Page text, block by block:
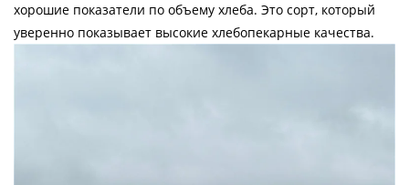
хорошие показатели по объему хлеба. Это сорт, который
уверенно показывает высокие хлебопекарные качества.